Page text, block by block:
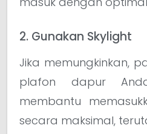
2. Gunakan Skylight
Jika memungkinkan,
plafon dapur
membantu
secara maksimal,